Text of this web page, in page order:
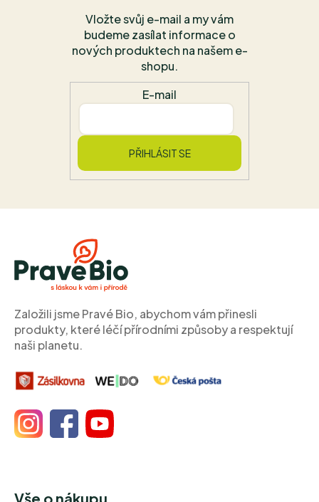
Vložte svůj e-mail a my vám
budeme zasílat informace o
nových produktech na našem e-
shopu.
E-mail
PŘIHLÁSIT SE
Založili jsme Pravé Bio, abychom vám přinesli
produkty, které léčí přírodními způsoby a respektují
naši planetu.
Vše o nákupu